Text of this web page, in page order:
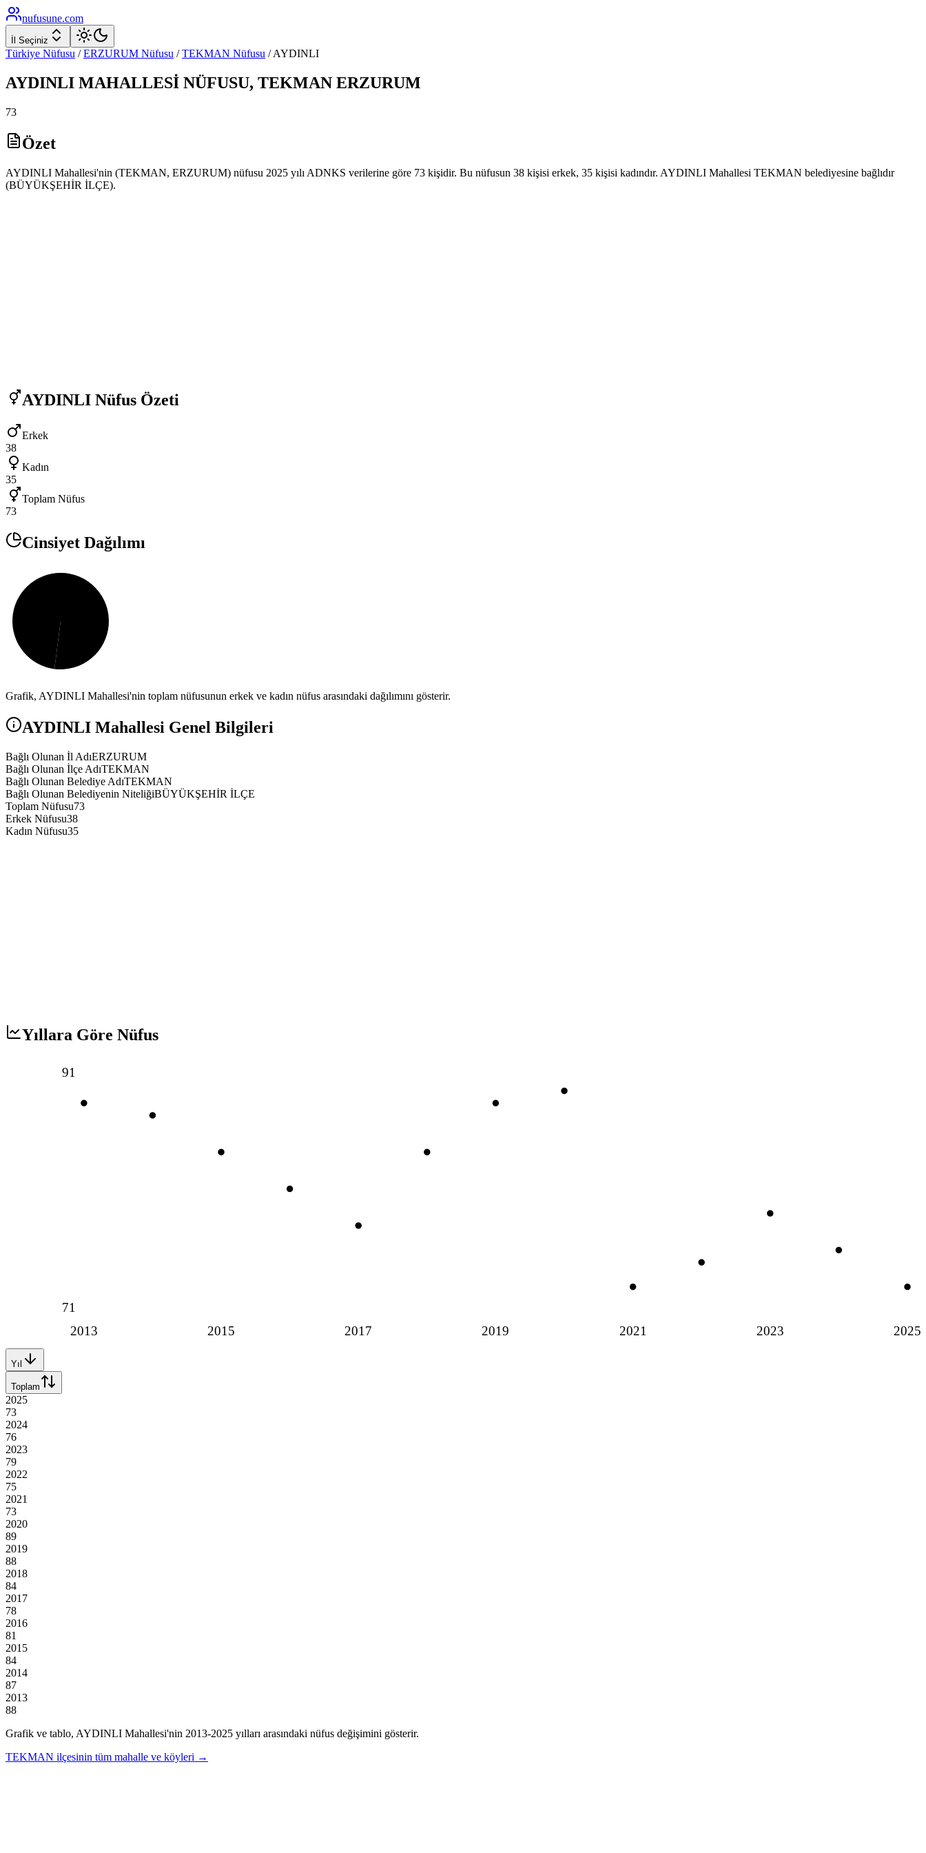
nufusune.com
İl Seçiniz
Türkiye Nüfusu / ERZURUM Nüfusu / TEKMAN Nüfusu /AYDINLI
AYDINLI MAHALLESİ NÜFUSU, TEKMAN ERZURUM
73
Özet
AYDINLI Mahallesi'nin (TEKMAN, ERZURUM) nüfusu 2025 yılı ADNKS verilerine göre 73 kişidir. Bu nüfusun 38 kişisi erkek, 35 kişisi kadındır. AYDINLI Mahallesi TEKMAN belediyesine bağlıdır
(BÜYÜKŞEHİR İLÇE).
AYDINLI Nüfus Özeti
Erkek
38
Kadın
35
Toplam Nüfus
73
Cinsiyet Dağılımı
Grafik, AYDINLI Mahallesi'nin toplam nüfusunun erkek ve kadın nüfus arasındaki dağılımını gösterir.
AYDINLI Mahallesi Genel Bilgileri
Bağlı Olunan İl AdıERZURUM
Bağlı Olunan İlçe AdıTEKMAN
Bağlı Olunan Belediye AdıTEKMAN
Bağlı Olunan Belediyenin NiteliğiBÜYÜKŞEHİR İLÇE
Toplam Nüfusu73
Erkek Nüfusu38
Kadın Nüfusu35
Yıllara Göre Nüfus
2013 2015 2017 2019 2021 2023 2025
91
71
Yıl
Toplam
2025
73
2024
76
2023
79
2022
75
2021
73
2020
89
2019
88
2018
84
2017
78
2016
81
2015
84
2014
87
2013
88
Grafik ve tablo, AYDINLI Mahallesi'nin 2013-2025 yılları arasındaki nüfus değişimini gösterir.
TEKMAN ilçesinin tüm mahalle ve köyleri →